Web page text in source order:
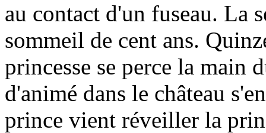
au contact d'un fuseau. La
sommeil de cent ans.
princesse se perce la main
d'animé dans le château
prince vient réveiller la